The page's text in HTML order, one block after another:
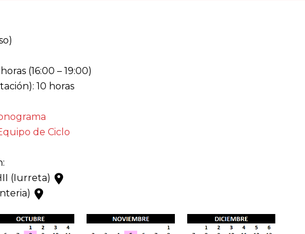
(16:00 – 19:00)
10 horas
de Ciclo
(Iurreta)